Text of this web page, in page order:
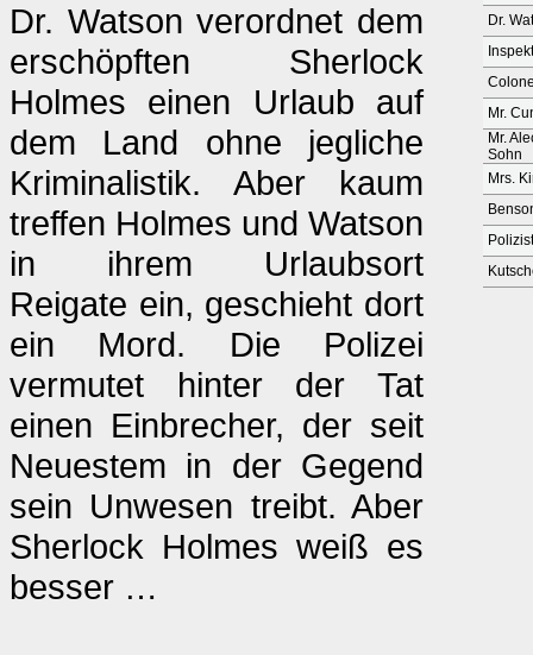
Dr. Watson verordnet dem
erschöpften Sherlock
Holmes einen Urlaub auf
dem Land ohne jegliche
Kriminalistik. Aber kaum
treffen Holmes und Watson
in ihrem Urlaubsort
Reigate ein, geschieht dort
ein Mord. Die Polizei
vermutet hinter der Tat
einen Einbrecher, der seit
Neuestem in der Gegend
sein Unwesen treibt. Aber
Sherlock Holmes weiß es
besser …
Dr.
Mr.
Mr.
Sohn
Mrs.
Polizist